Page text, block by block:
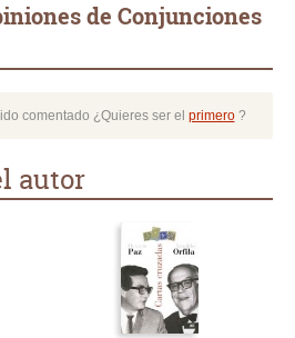
de Conjunciones
comentado ¿Quieres ser el primero?
autor